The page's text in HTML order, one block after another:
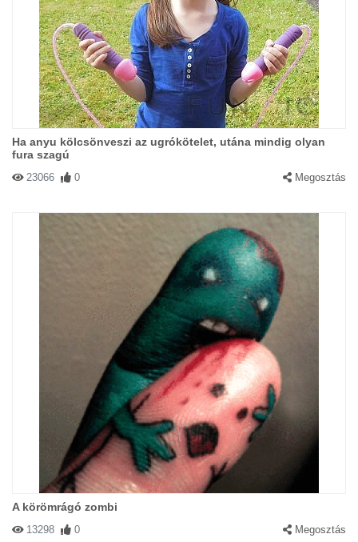
Ha anyu kölcsönveszi az ugrókötelet, utána mindig olyan
fura szagú
23066 0 Megosztás
A körömrágó zombi
13298 0 Megosztás